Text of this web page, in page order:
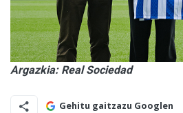
Argazkia: Real Sociedad
Gehitu gaitzazu Googlen